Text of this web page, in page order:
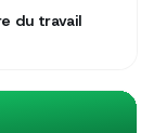
du travail